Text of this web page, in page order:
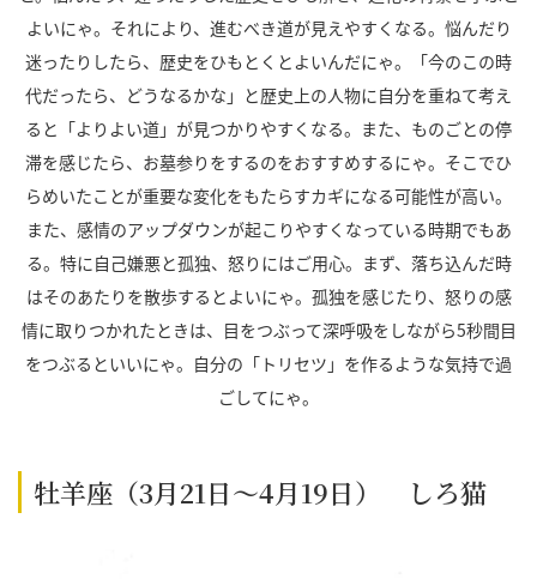
よいにゃ。それにより、進むべき道が見えやすくなる。悩んだり
迷ったりしたら、歴史をひもとくとよいんだにゃ。「今のこの時
代だったら、どうなるかな」と歴史上の人物に自分を重ねて考え
ると「よりよい道」が見つかりやすくなる。また、ものごとの停
滞を感じたら、お墓参りをするのをおすすめするにゃ。そこでひ
らめいたことが重要な変化をもたらすカギになる可能性が高い。
また、感情のアップダウンが起こりやすくなっている時期でもあ
る。特に自己嫌悪と孤独、怒りにはご用心。まず、落ち込んだ時
はそのあたりを散歩するとよいにゃ。孤独を感じたり、怒りの感
情に取りつかれたときは、目をつぶって深呼吸をしながら5秒間目
をつぶるといいにゃ。自分の「トリセツ」を作るような気持で過
ごしてにゃ。
牡羊座（3月21日～4月19日） しろ猫